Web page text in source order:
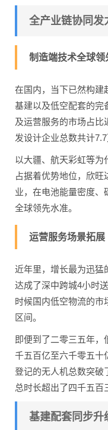
全产业链协同发
制造端技术全球领
在国内，当下已然构建
基建以及低空配套的完
及运营服务的市场占比
发设计企业总数共计7.7
以大疆、航天彩虹等为
占据着优势地位，欣
业，在电池能量密度、
全球领先水准。
运营服务场景拓展
近年里，增长最为迅猛
达成了深中跨城4小时
时候国内低空物流的市
区间。
即便到了二零三五年，
千五百亿至六千零五十
登记的无人机总数突破
总时长超出了四千五百
基建配套同步升